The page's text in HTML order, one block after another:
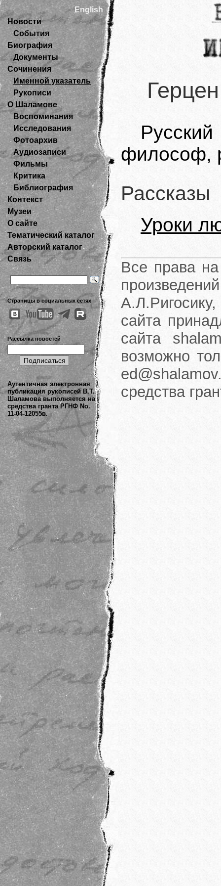
English
Новости
События
Биография
Документы
Сочинения
Именной указатель
Рукописи
О Шаламове
Воспоминания
Исследования
Фотоархив
Аудиозаписи
Фильмы
Критика
Библиография
Контекст
Музеи
О сайте
Тематический каталог
Авторский каталог
Связь
Страницы в социальных сетях
Рассылка новостей
Аутентичная электронная
публикация рукописей В.Т.
Шаламова выполняется на
средства гранта РГНФ No.
11-04-12055в.
философ,
Рассказы
Уроки
Все права на
сайта
сайта
возможно
средства